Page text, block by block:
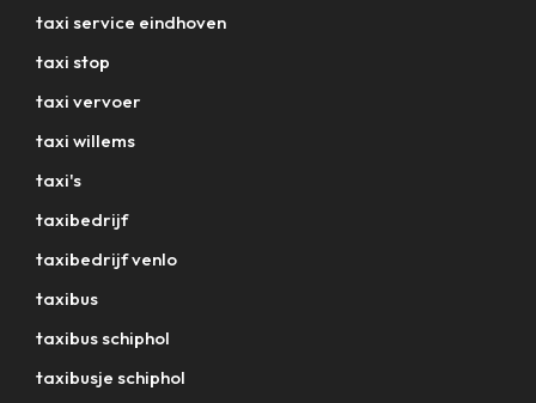
taxi service eindhoven
taxi stop
taxi vervoer
taxi willems
taxi's
taxibedrijf
taxibedrijf venlo
taxibus
taxibus schiphol
taxibusje schiphol